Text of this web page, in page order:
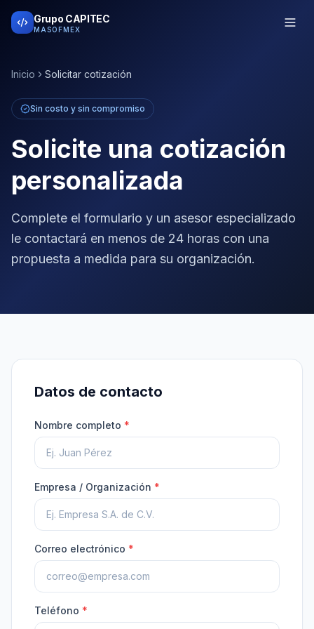
Grupo CAPITEC
MASOFMEX
Inicio Solicitar cotización
Sin costo y sin compromiso
Solicite una cotización
personalizada
Complete el formulario y un asesor especializado
le contactará en menos de 24 horas con una
propuesta a medida para su organización.
Datos de contacto
Nombre completo *
Empresa / Organización *
Correo electrónico *
Teléfono *